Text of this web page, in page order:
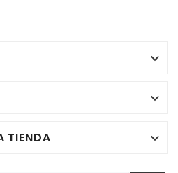


TIENDA 